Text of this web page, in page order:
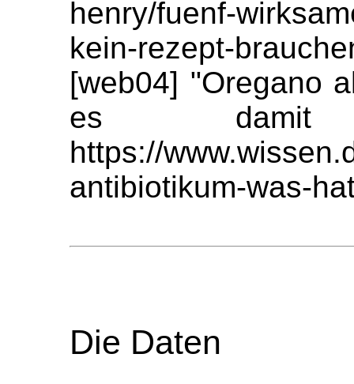
henry/fuenf-
kein-rezept-
[web04] "Oregano
es
https://
antibiotikum-was-
Die Daten